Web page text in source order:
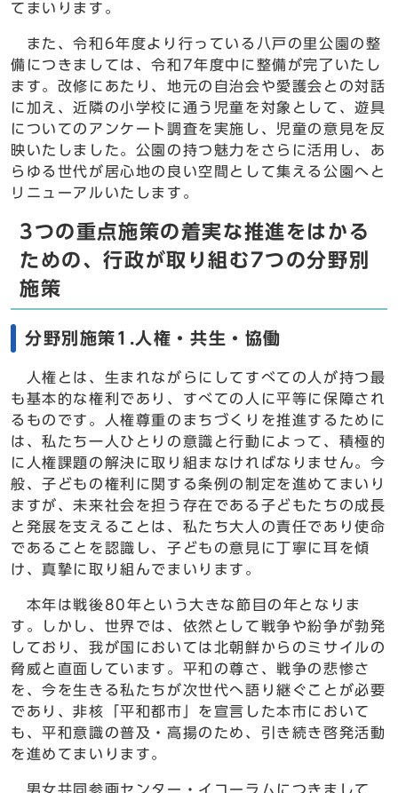
てまいります。
また、令和6年度より行っている八戸の里公園の整
備につきましては、令和7年度中に整備が完了いたし
ます。改修にあたり、地元の自治会や愛護会との対話
に加え、近隣の小学校に通う児童を対象として、遊具
についてのアンケート調査を実施し、児童の意見を反
映いたしました。公園の持つ魅力をさらに活用し、あ
らゆる世代が居心地の良い空間として集える公園へと
リニューアルいたします。
3つの重点施策の着実な推進をはかる
ための、行政が取り組む7つの分野別
施策
分野別施策1.人権・共生・協働
人権とは、生まれながらにしてすべての人が持つ最
も基本的な権利であり、すべての人に平等に保障され
るものです。人権尊重のまちづくりを推進するために
は、私たち一人ひとりの意識と行動によって、積極的
に人権課題の解決に取り組まなければなりません。今
般、子どもの権利に関する条例の制定を進めてまいり
ますが、未来社会を担う存在である子どもたちの成長
と発展を支えることは、私たち大人の責任であり使命
であることを認識し、子どもの意見に丁寧に耳を傾
け、真摯に取り組んでまいります。
本年は戦後80年という大きな節目の年となりま
す。しかし、世界では、依然として戦争や紛争が勃発
しており、我が国においては北朝鮮からのミサイルの
脅威と直面しています。平和の尊さ、戦争の悲惨さ
を、今を生きる私たちが次世代へ語り継ぐことが必要
であり、非核「平和都市」を宣言した本市において
も、平和意識の普及・高揚のため、引き続き啓発活動
を進めてまいります。
男女共同参画センター・イコーラムにつきまして